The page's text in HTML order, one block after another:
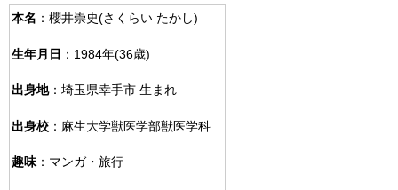
本名 ：櫻井崇史(さくらい たかし)
生年月日 ：1984年(36歳)
出身地：埼玉県幸手市 生まれ
出身校 ：麻生大学獣医学部獣医学科
趣味：マンガ・旅行